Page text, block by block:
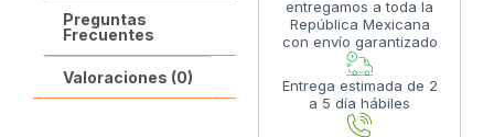
Preguntas
Frecuentes
Valoraciones (0)
entregamos a toda la
República Mexicana
con envío garantizado
Entrega estimada de 2
a 5 día hábiles